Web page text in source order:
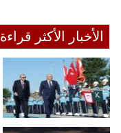
الأخبار الأكثر قراءة